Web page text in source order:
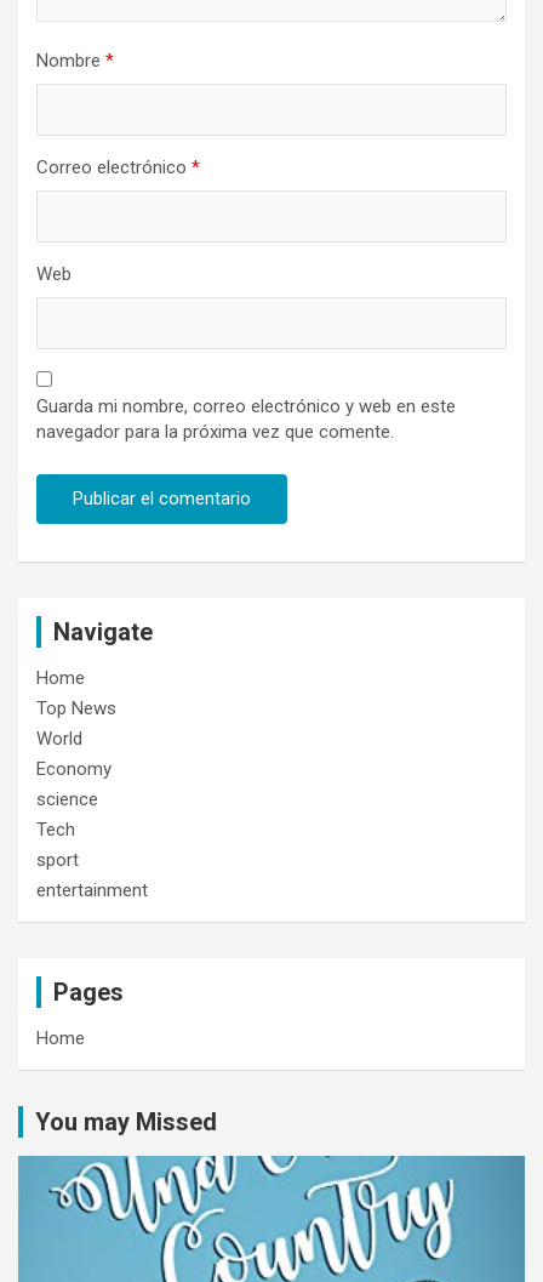
Nombre *
Correo electrónico *
Web
Guarda mi nombre, correo electrónico y web en este
navegador para la próxima vez que comente.
Navigate
Home
Top News
World
Economy
science
Tech
sport
entertainment
Pages
Home
You may Missed